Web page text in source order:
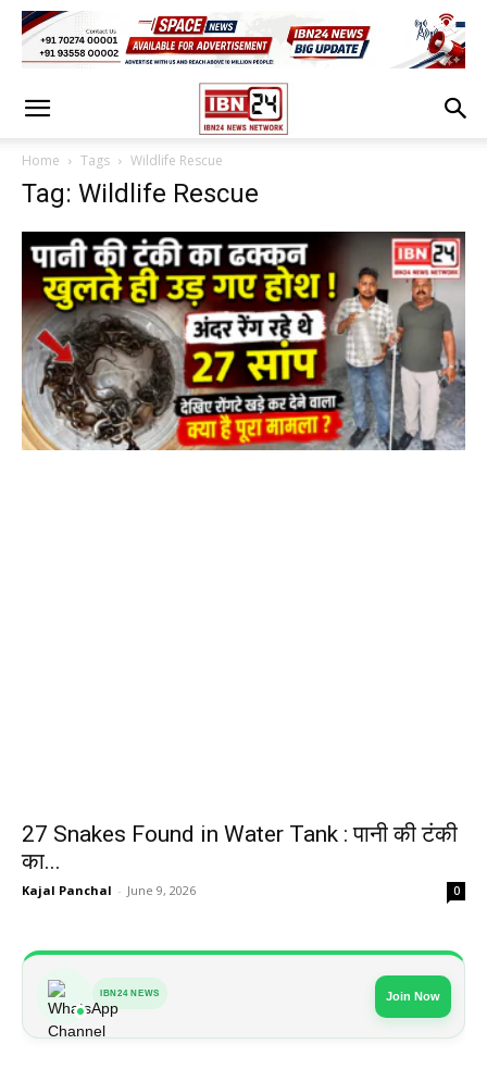
Home Tags Wildlife Rescue
Tag: Wildlife Rescue
27 Snakes Found in Water Tank : पानी की टंकी
का...
Kajal Panchal - June 9, 2026 0
IBN24 NEWS Join Now